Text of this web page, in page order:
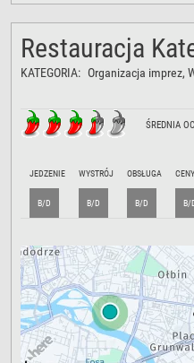
Restauracja
KATEGORIA: Organizacja imprez,
ŚREDNIA
JEDZENIE
B/D
WYSTRÓJ
B/D
OBSŁUGA
B/D
CENY
B/